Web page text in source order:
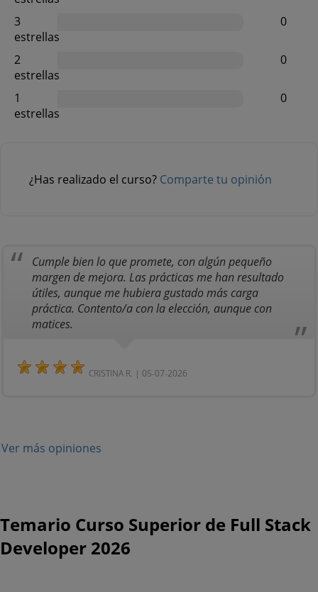
3
estrellas
0
2
estrellas
0
1
estrellas
0
¿Has realizado el curso? Comparte tu opinión
Cumple bien lo que promete, con algún pequeño
margen de mejora. Las prácticas me han resultado
útiles, aunque me hubiera gustado más carga
práctica. Contento/a con la elección, aunque con
matices.
CRISTINA R. | 05-07-2026
Ver más opiniones
Temario Curso Superior de Full Stack
Developer 2026